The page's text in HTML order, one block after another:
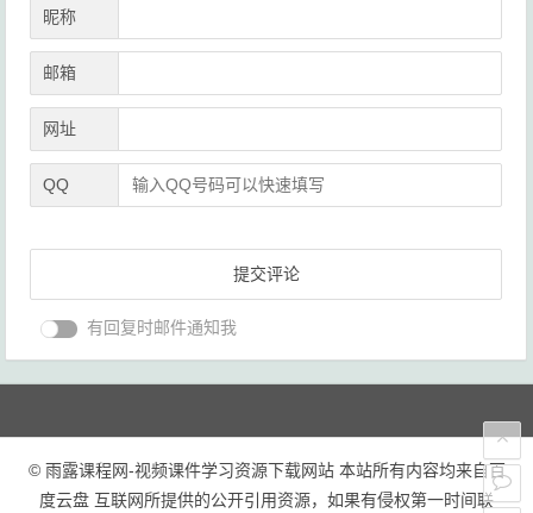
昵称
邮箱
网址
QQ
有回复时邮件通知我
© 雨露课程网-视频课件学习资源下载网站 本站所有内容均来自百
度云盘 互联网所提供的公开引用资源，如果有侵权第一时间联